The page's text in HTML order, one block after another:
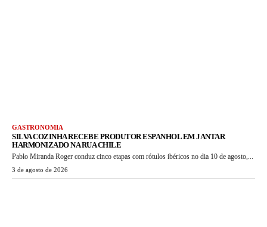
GASTRONOMIA
SILVA COZINHA RECEBE PRODUTOR ESPANHOL EM JANTAR
HARMONIZADO NA RUA CHILE
Pablo Miranda Roger conduz cinco etapas com rótulos ibéricos no dia 10 de agosto,...
3 de agosto de 2026